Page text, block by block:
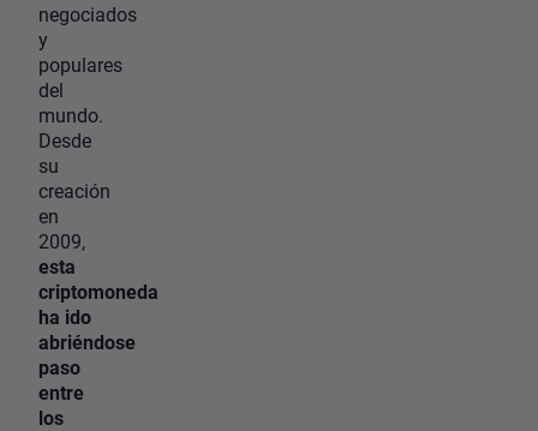
negociados
y
populares
del
mundo.
Desde
su
creación
en
2009,
esta
criptomoneda
ha ido
abriéndose
paso
entre
los